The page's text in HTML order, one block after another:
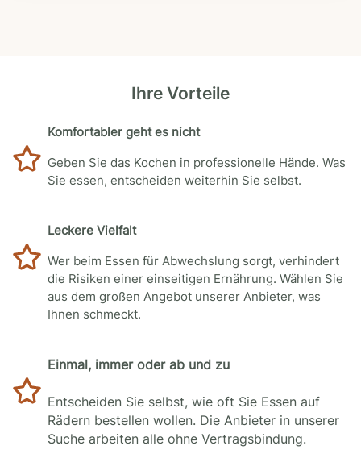
Ihre Vorteile
Komfortabler geht es nicht
Geben Sie das Kochen in professionelle Hände. Was
Sie essen, entscheiden weiterhin Sie selbst.
Leckere Vielfalt
Wer beim Essen für Abwechslung sorgt, verhindert
die Risiken einer einseitigen Ernährung. Wählen Sie
aus dem großen Angebot unserer Anbieter, was
Ihnen schmeckt.
Einmal, immer oder ab und zu
Entscheiden Sie selbst, wie oft Sie Essen auf
Rädern bestellen wollen. Die Anbieter in unserer
Suche arbeiten alle ohne Vertragsbindung.